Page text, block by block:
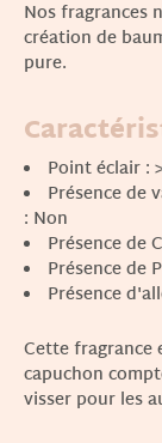
Nos fragrances
création de
pure.
Point éclair :
Présence de
: Non
Présence de
Présence de
Présence
Cette fragrance
capuchon
visser pour les